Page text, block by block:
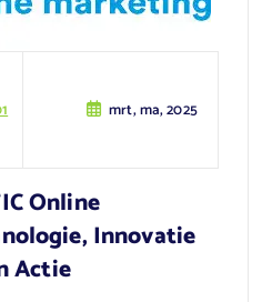
mrt, ma, 2025
Online
Innovatie
Actie